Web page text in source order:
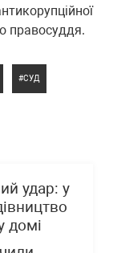
правосуддя.
СУД
удар: у
домі